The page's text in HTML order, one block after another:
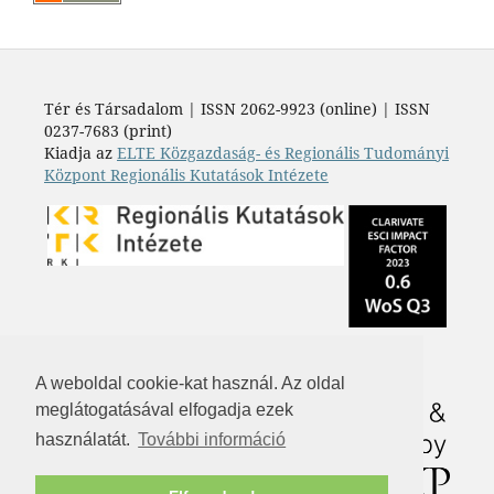
A weboldal cookie-kat használ. Az oldal
meglátogatásával elfogadja ezek
használatát. További információ
Tér és Társadalom | ISSN 2062-9923 (online) | ISSN
0237-7683 (print)
Kiadja az ELTE Közgazdaság- és Regionális Tudományi
Központ Regionális Kutatások Intézete